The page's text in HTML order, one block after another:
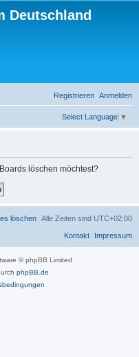
Deutschland
Anmelden
Registrieren
Select Language ▼
löschen möchtest?
Alle Zeiten sind UTC+02:00
löschen
Impressum
Kontakt
© phpBB Limited
phpBB.de